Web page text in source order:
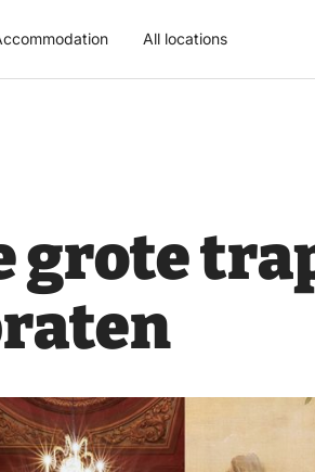
All locations
grote